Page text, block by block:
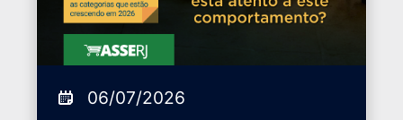
06/07/2026